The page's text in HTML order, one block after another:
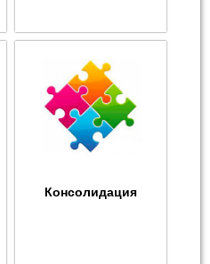
Консолидация